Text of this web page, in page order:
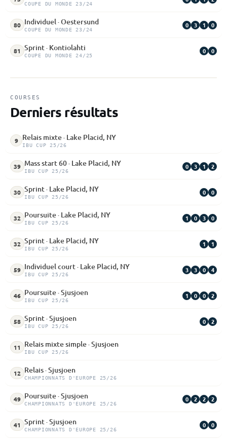
COUPE DU MONDE 23/24
80 Individuel · Oestersund
COUPE DU MONDE 23/24
0 3 1 0
81 Sprint · Kontiolahti
COUPE DU MONDE 24/25
0 0
COURSES
Derniers résultats
9 Relais mixte · Lake Placid, NY
IBU CUP 25/26
39 Mass start 60 · Lake Placid, NY
IBU CUP 25/26
0 3 1 2
30 Sprint · Lake Placid, NY
IBU CUP 25/26
0 0
32 Poursuite · Lake Placid, NY
IBU CUP 25/26
1 0 3 0
32 Sprint · Lake Placid, NY
IBU CUP 25/26
1 1
59 Individuel court · Lake Placid, NY
IBU CUP 25/26
3 3 0 4
46 Poursuite · Sjusjoen
IBU CUP 25/26
1 0 0 2
58 Sprint · Sjusjoen
IBU CUP 25/26
0 2
11 Relais mixte simple · Sjusjoen
IBU CUP 25/26
12 Relais · Sjusjoen
CHAMPIONNATS D'EUROPE 25/26
49 Poursuite · Sjusjoen
CHAMPIONNATS D'EUROPE 25/26
0 2 2 2
41 Sprint · Sjusjoen
CHAMPIONNATS D'EUROPE 25/26
0 0